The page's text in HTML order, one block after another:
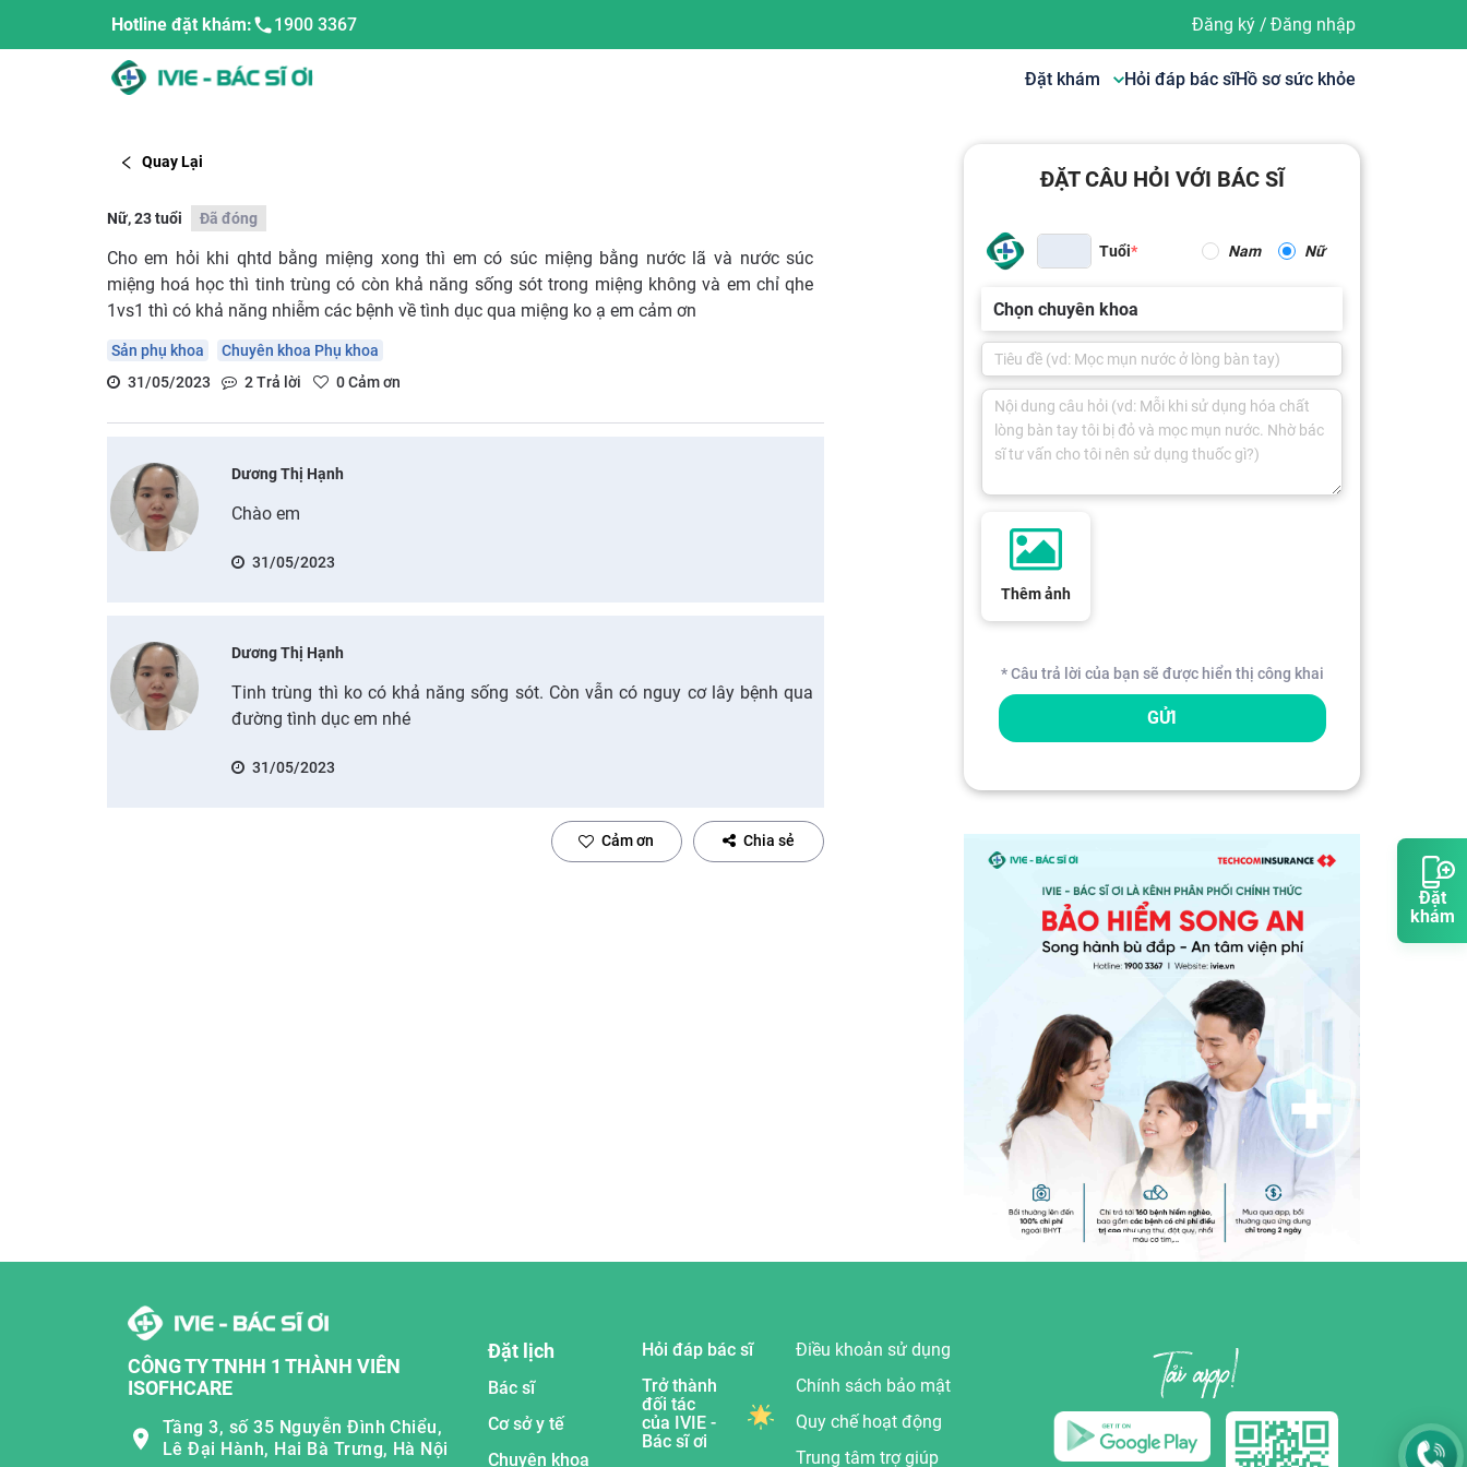
Đặt
khám
Hotline đặt khám: 1900 3367 Đăng ký/ Đăng nhập
Đặt khám Hỏi đáp bác sĩHồ sơ sức khỏe
Quay Lại
Nữ, 23 tuổi Đã đóng
Cho em hỏi khi qhtd bằng miệng xong thì em có súc miệng bằng nước lã và nước súc
miệng hoá học thì tinh trùng có còn khả năng sống sót trong miệng không và em chỉ qhe
1vs1 thì có khả năng nhiễm các bệnh về tình dục qua miệng ko ạ em cảm ơn
Sản phụ khoa
Chuyên khoa Phụ khoa
31/05/2023
2Trả lời 0Cảm ơn
Dương Thị Hạnh
Chào em
31/05/2023
Dương Thị Hạnh
Tinh trùng thì ko có khả năng sống sót. Còn vẫn có nguy cơ lây bệnh qua
đường tình dục em nhé
31/05/2023
Cảm ơn Chia sẻ
ĐẶT CÂU HỎI VỚI BÁC SĨ
Tuổi Nam Nữ
Chọn chuyên khoa
Thêm ảnh
* Câu trả lời của bạn sẽ được hiển thị công khai
GỬI
CÔNG TY TNHH 1 THÀNH VIÊN
ISOFHCARE
Tầng 3, số 35 Nguyễn Đình Chiểu,
Lê Đại Hành, Hai Bà Trưng, Hà Nội
Đặt lịch
Bác sĩ
Cơ sở y tế
Chuyên khoa
Hỏi đáp bác sĩ
Trở thành
đối tác
của IVIE -
Bác sĩ ơi
Điều khoản sử dụng
Chính sách bảo mật
Quy chế hoạt động
Trung tâm trợ giúp